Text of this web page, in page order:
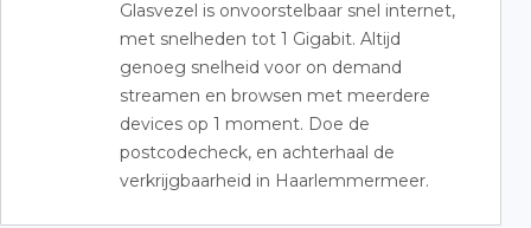
Glasvezel is onvoorstelbaar snel internet,
met snelheden tot 1 Gigabit. Altijd
genoeg snelheid voor on demand
streamen en browsen met meerdere
devices op 1 moment. Doe de
postcodecheck, en achterhaal de
verkrijgbaarheid in Haarlemmermeer.